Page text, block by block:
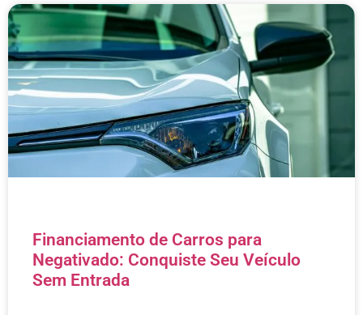
Financiamento de Carros para
Negativado: Conquiste Seu Veículo
Sem Entrada